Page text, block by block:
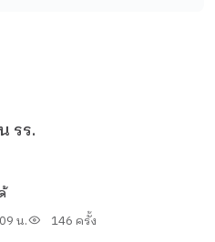
รร.
น. 146 ครั้ง